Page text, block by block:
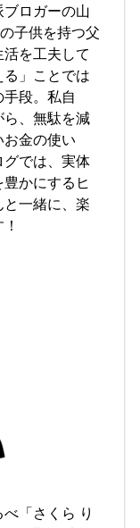
ロガーの山
子供を持つ父
を工夫して
」ことでは
段。私自
ら、無駄を減
お金の使い
グでは、実体
かにするヒ
と一緒に、楽
「さくら り